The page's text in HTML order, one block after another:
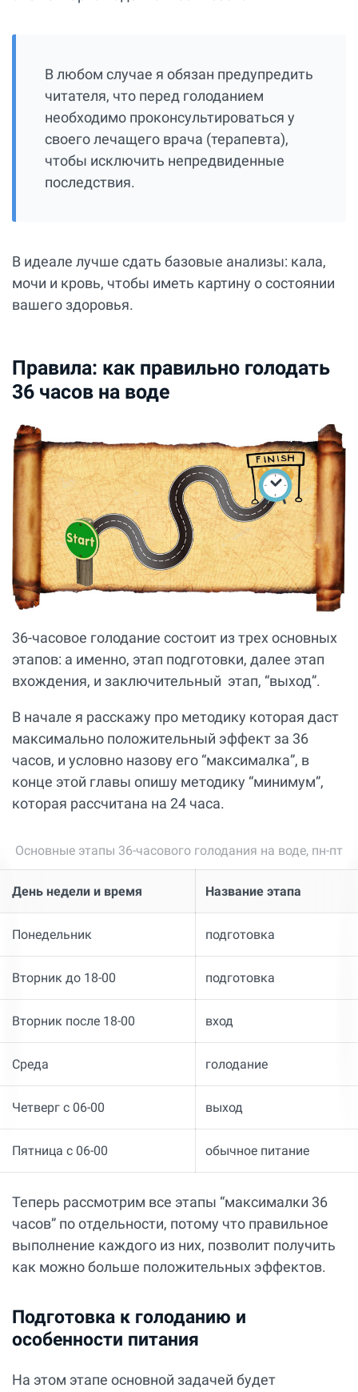
В любом случае я обязан предупредить
читателя, что перед голоданием
необходимо проконсультироваться у
своего лечащего врача (терапевта),
чтобы исключить непредвиденные
последствия.
В идеале лучше сдать базовые анализы: кала,
мочи и кровь, чтобы иметь картину о состоянии
вашего здоровья.
Правила: как правильно голодать
36 часов на воде
36-часовое голодание состоит из трех основных
этапов: а именно, этап подготовки, далее этап
вхождения, и заключительный этап, “выход”.
В начале я расскажу про методику которая даст
максимально положительный эффект за 36
часов, и условно назову его “максималка”, в
конце этой главы опишу методику “минимум”,
которая рассчитана на 24 часа.
Основные этапы 36-часового голодания на воде, пн-пт
День недели и время Название этапа
Понедельник подготовка
Вторник до 18-00 подготовка
Вторник после 18-00 вход
Среда голодание
Четверг с 06-00 выход
Пятница с 06-00 обычное питание
Теперь рассмотрим все этапы “максималки 36
часов” по отдельности, потому что правильное
выполнение каждого из них, позволит получить
как можно больше положительных эффектов.
Подготовка к голоданию и
особенности питания
На этом этапе основной задачей будет